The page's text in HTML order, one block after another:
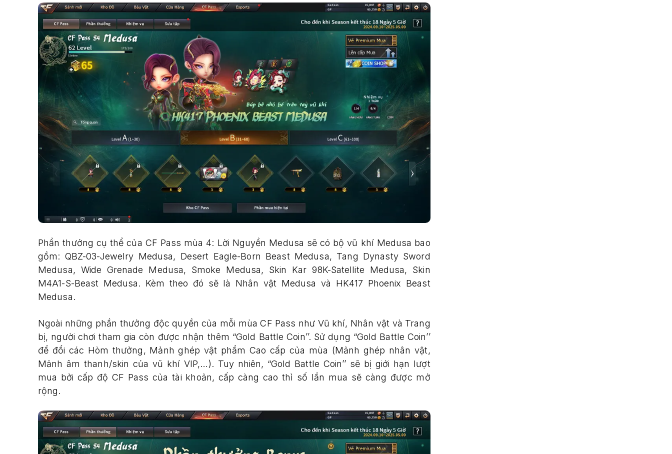
Phần thưởng cụ thể của CF Pass mùa 4: Lời Nguyền Medusa sẽ có bộ vũ khí Medusa bao
gồm: QBZ-03-Jewelry Medusa, Desert Eagle-Born Beast Medusa, Tang Dynasty Sword
Medusa, Wide Grenade Medusa, Smoke Medusa, Skin Kar 98K-Satellite Medusa, Skin
M4A1-S-Beast Medusa. Kèm theo đó sẽ là Nhân vật Medusa và HK417 Phoenix Beast
Medusa.
Ngoài những phần thưởng độc quyền của mỗi mùa CF Pass như Vũ khí, Nhân vật và Trang
bị, người chơi tham gia còn được nhận thêm “Gold Battle Coin’’. Sử dụng “Gold Battle Coin’’
để đổi các Hòm thưởng, Mảnh ghép vật phẩm Cao cấp của mùa (Mảnh ghép nhân vật,
Mảnh âm thanh/skin của vũ khí VIP,…). Tuy nhiên, “Gold Battle Coin’’ sẽ bị giới hạn lượt
mua bởi cấp độ CF Pass của tài khoản, cấp càng cao thì số lần mua sẽ càng được mở
rộng.